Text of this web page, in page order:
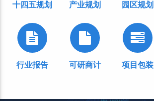
十四五规划 产业规划 园区规划
行业报告 可研商计 项目包装